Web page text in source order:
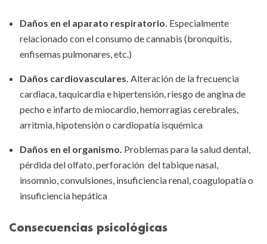
Daños en el aparato respiratorio. Especialmente
relacionado con el consumo de cannabis (bronquitis,
enfisemas pulmonares, etc.)
Daños cardiovasculares. Alteración de la frecuencia
cardiaca, taquicardia e hipertensión, riesgo de angina de
pecho e infarto de miocardio, hemorragias cerebrales,
arritmia, hipotensión o cardiopatía isquémica
Daños en el organismo. Problemas para la salud dental,
pérdida del olfato, perforación del tabique nasal,
insomnio, convulsiones, insuficiencia renal, coagulopatía o
insuficiencia hepática
Consecuencias psicológicas